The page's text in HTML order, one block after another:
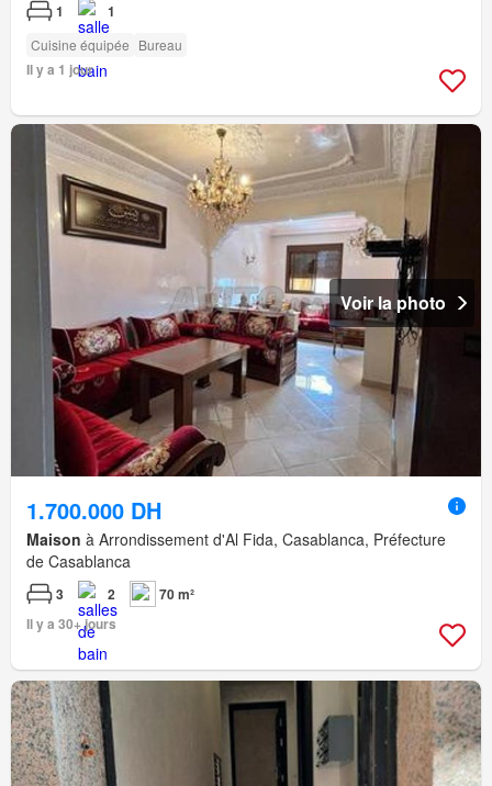
1 1
Cuisine équipée Bureau
Il y a 1 jour
Voir la photo
1.700.000 DH
Maison à Arrondissement d'Al Fida, Casablanca, Préfecture
de Casablanca
3 2
70 m²
Il y a 30+ jours